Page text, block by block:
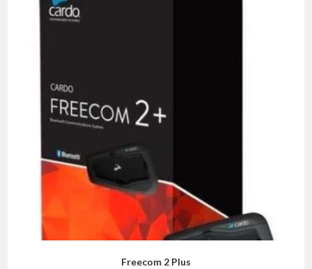
Freecom 2 Plus